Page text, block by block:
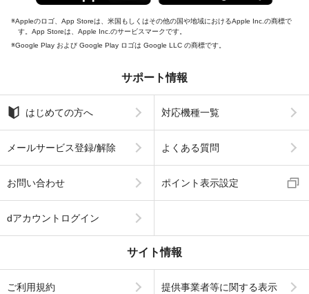
Appleのロゴ、App Storeは、米国もしくはその他の国や地域におけるApple Inc.の商標で
す。App Storeは、Apple Inc.のサービスマークです。
Google Play および Google Play ロゴは Google LLC の商標です。
サポート情報
はじめての方へ 対応機種一覧
メールサービス登録/解除 よくある質問
お問い合わせ ポイント表示設定
dアカウントログイン
サイト情報
ご利用規約 提供事業者等に関する表示